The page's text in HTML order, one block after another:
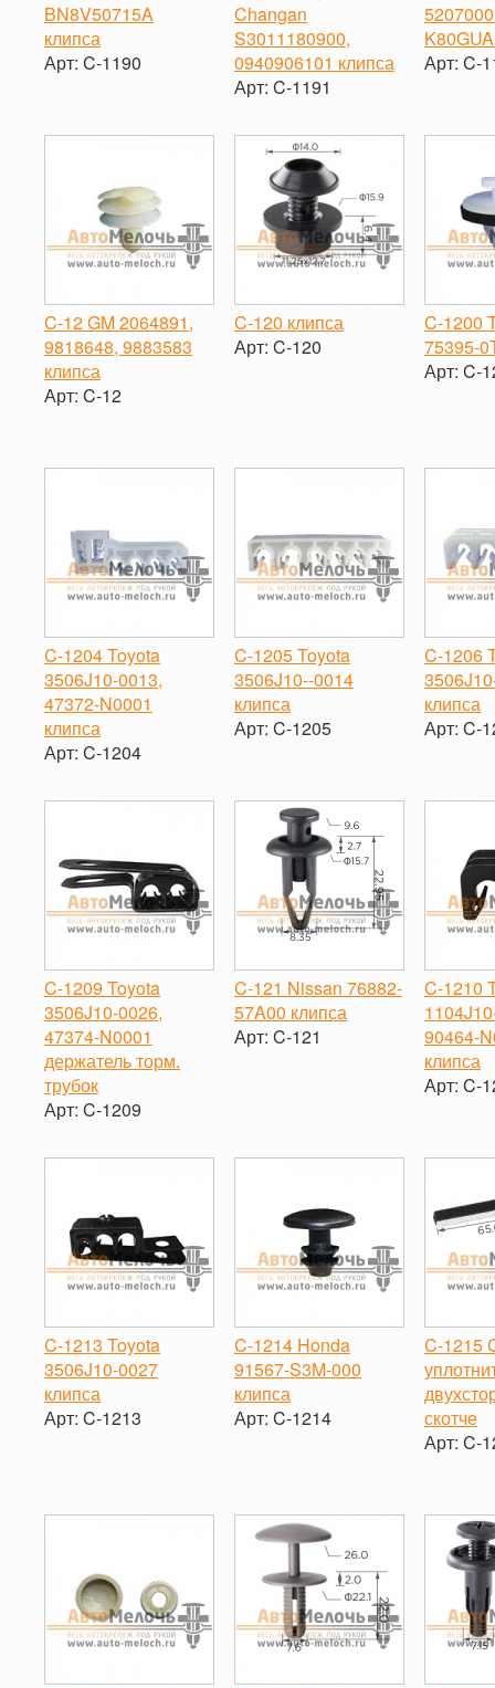
BN8V50715A
клипса
Арт: C-1190
Changan
S3011180900,
0940906101 клипса
Арт: C-1191
-
+
Арт: C-
C-12 GM 2064891,
9818648, 9883583
клипса
Арт: C-12
C-120 клипса
Арт: C-120
C-1200
75395-
Арт: C-
C-1204 Toyota
3506J10-0013,
47372-N0001
клипса
Арт: C-1204
-
+
C-1205 Toyota
3506J10-‐0014
клипса
Арт: C-1205
C-1206
клипса
Арт: C-
C-1209 Toyota
3506J10-0026,
47374-N0001
держатель торм.
трубок
Арт: C-1209
-
+
C-121 Nissan 76882-
57A00 клипса
Арт: C-121
C-1210
90464-
клипса
Арт: C-
C-1213 Toyota
3506J10-0027
клипса
Арт: C-1213
C-1214 Honda
91567-S3M-000
клипса
Арт: C-1214
C-1215
скотче
Арт: C-